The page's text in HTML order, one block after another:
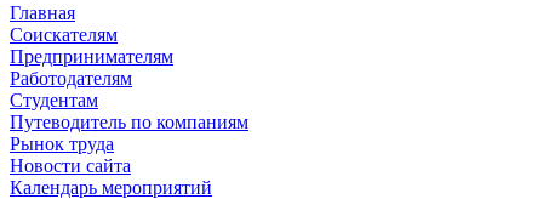
Главная
Соискателям
Предпринимателям
Работодателям
Студентам
Путеводитель по компаниям
Рынок труда
Новости сайта
Календарь мероприятий